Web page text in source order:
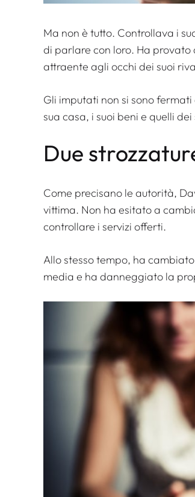
Ma non è tutto. Controllava i
di parlare con loro. Ha
attraente agli occhi dei suoi
Gli imputati non si sono
sua casa, i suoi beni e quelli dei
Due
Come precisano le autorità,
vittima. Non ha esitato a
controllare i servizi offerti.
Allo stesso tempo, ha
media e ha danneggiato la